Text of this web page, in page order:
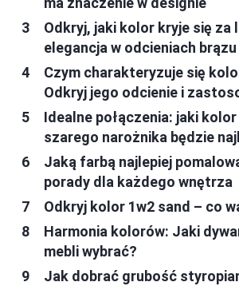
Odkryj, jaki kolor kryje się za
elegancja w odcieniach brązu
Czym charakteryzuje się
Odkryj jego odcienie i
Idealne połączenia: jaki
szarego narożnika będzie
Jaką farbą najlepiej
porady dla każdego wnętrza
Odkryj kolor 1w2 sand – co
Harmonia kolorów: Jaki
mebli wybrać?
Jak dobrać grubość